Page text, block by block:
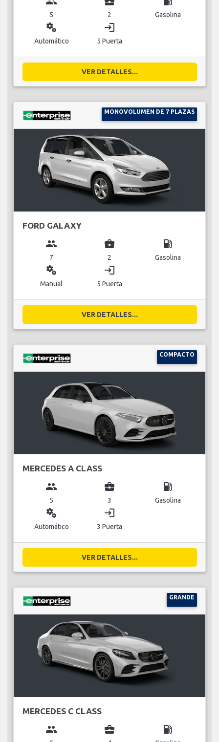
5 2 Gasolina
miscellaneous_services
Automático
login
5 Puerta
VER DETALLES...
MONOVOLUMEN DE 7 PLAZAS
FORD GALAXY
group
7
business_center
2
local_gas_station
Gasolina
miscellaneous_services
Manual
login
5 Puerta
VER DETALLES...
COMPACTO
MERCEDES A CLASS
group
5
business_center
3
local_gas_station
Gasolina
miscellaneous_services
Automático
login
3 Puerta
VER DETALLES...
GRANDE
MERCEDES C CLASS
group business_center local_gas_station